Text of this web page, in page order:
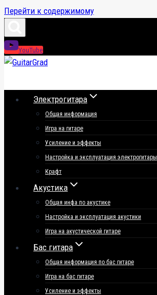
Перейти к содержимому
YouTube
Электрогитара
Общая информация
Игра на гитаре
Усиление и эффекты
Настройка и эксплуатация электрогитары
Крафт
Акустика
Общая инфа по акустике
Настройка и эксплуатация акустики
Игра на акустической гитаре
Бас гитара
Общая информация по бас гитаре
Игра на бас гитаре
Усиление и эффекты